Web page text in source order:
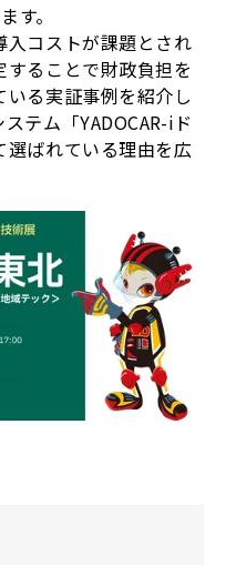
す。
コストが課題とされ
ることで財政負担を
る実証事例を紹介し
テム「YADOCAR-iド
選ばれている理由を広